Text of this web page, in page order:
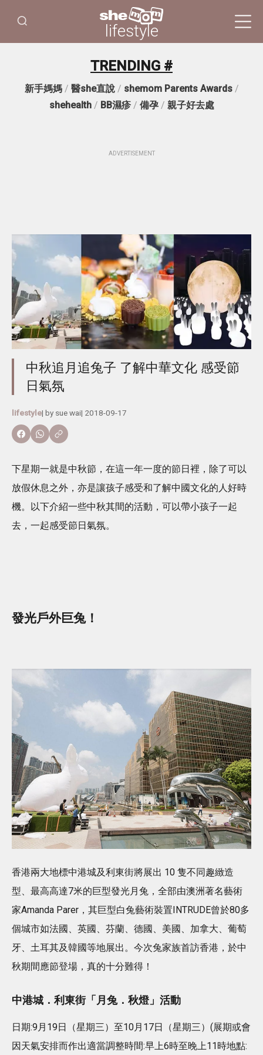
lifestyle
TRENDING #
新手媽媽/ 醫she直說/ shemom Parents Awards/
shehealth/ BB濕疹/ 備孕/ 親子好去處
ADVERTISEMENT
中秋追月追兔子 了解中華文化 感受節
日氣氛
lifestyle| by sue wai| 2018-09-17
下星期一就是中秋節，在這一年一度的節日裡，除了可以
放假休息之外，亦是讓孩子感受和了解中國文化的人好時
機。以下介紹一些中秋其間的活動，可以帶小孩子一起
去，一起感受節日氣氛。
發光戶外巨兔！
香港兩大地標中港城及利東街將展出 10 隻不同趣緻造
型、最高高達7米的巨型發光月兔，全部由澳洲著名藝術
家Amanda Parer，其巨型白兔藝術裝置INTRUDE曾於80多
個城市如法國、英國、芬蘭、德國、美國、加拿大、葡萄
牙、土耳其及韓國等地展出。今次兔家族首訪香港，於中
秋期間應節登場，真的十分難得！
中港城．利東街「月兔．秋燈」活動
日期:9月19日（星期三）至10月17日（星期三）(展期或會
因天氣安排而作出適當調整時間:早上6時至晚上11時地點: